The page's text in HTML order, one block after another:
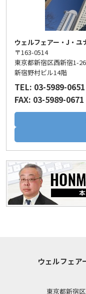
ウェルフェアー・J・ユ
〒163-0514
東京都新宿区西新宿1-
新宿野村ビル14階
TEL: 03-5989-0651
FAX: 03-5989-0671
ウェルフェア
東京都新宿